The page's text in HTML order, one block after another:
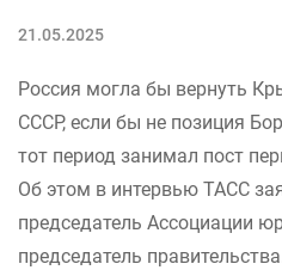
21.05.2025
Россия могла бы вернуть
СССР, если бы не позиция
тот период занимал пост
Об этом в интервью ТАСС
председатель Ассоциации
председатель